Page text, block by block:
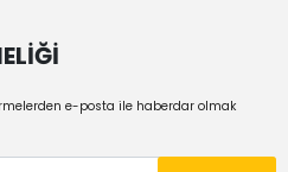
e-posta ile haberdar olmak